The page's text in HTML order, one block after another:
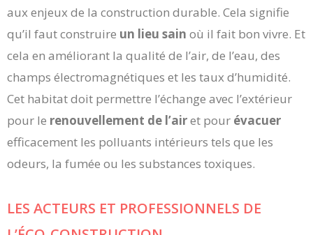
aux enjeux de la construction durable. Cela signifie
qu’il faut construire un lieu sain où il fait bon vivre. Et
cela en améliorant la qualité de l’air, de l’eau, des
champs électromagnétiques et les taux d’humidité.
Cet habitat doit permettre l’échange avec l’extérieur
pour le renouvellement de l’airet pour évacuer
efficacement les polluants intérieurs tels que les
odeurs, la fumée ou les substances toxiques.
LES ACTEURS ET PROFESSIONNELS DE